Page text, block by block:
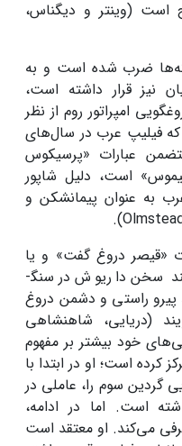
است (وینتر و دیگناس،
ضرب شده است و به
نیز قرار داشته است،
امپراتور روم از نظر
که فیلیپ عرب در سال‌های
و متضمن عبارات «پرسیکوس
است، دلیل شاپور
به عنوان پیمان­شکن و
«قیصر دروغ گفت» و یا
«پیمان­شکنی قیصر»، بتوان همانند سخن داریوش در سنگ­
راستی و دشمن دروغ
(دریایی، شاهنشاهی
بررسی‌های خود بیشتر بر مفهوم
کرده است؛ او در ابتدا با
گردین سوم را، عاملی در
است. اما در ادامه،
می‌کند. او معتقد است